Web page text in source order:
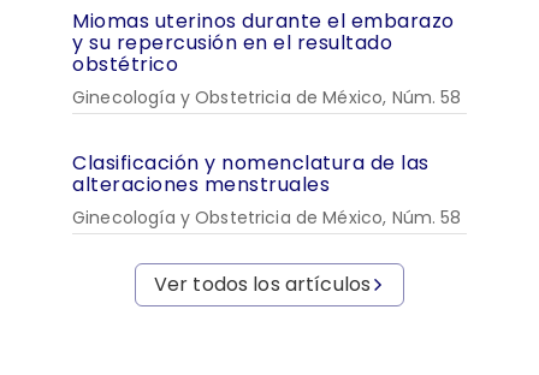
Miomas uterinos durante el embarazo
y su repercusión en el resultado
obstétrico
Ginecología y Obstetricia de México, Núm. 58
Clasificación y nomenclatura de las
alteraciones menstruales
Ginecología y Obstetricia de México, Núm. 58
Ver todos los artículos